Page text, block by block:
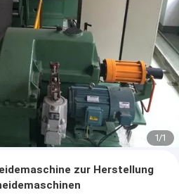
1/1
zur Herstellung